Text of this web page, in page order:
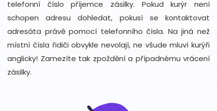
telefonní číslo příjemce zásilky. Pokud kurýr není
schopen adresu dohledat, pokusí se kontaktovat
adresáta právě pomocí telefonního čísla. Na jiná než
místní čísla řidiči obvykle nevolají, ne všude mluví kurýři
anglicky! Zamezíte tak zpoždění a případnému vrácení
zásilky.